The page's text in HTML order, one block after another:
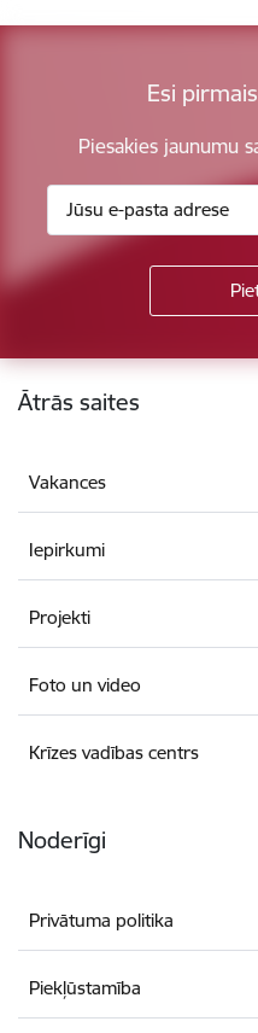
Esi
Piesakies jaunumu
Kājene
Ātrās saites
Vakances
Iepirkumi
Projekti
Foto un video
Krīzes vadības centrs
Noderīgi
Privātuma politika
Piekļūstamība